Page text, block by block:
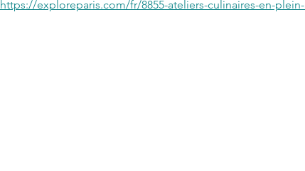
https://exploreparis.com/fr/8855-ateliers-culinaires-en-